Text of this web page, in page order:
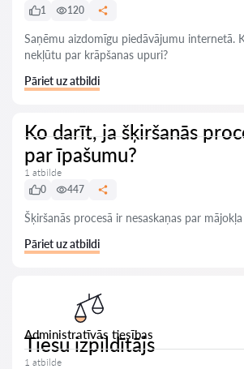
1
120
Saņēmu aizdomīgu piedāvājumu internetā.
nekļūtu par krāpšanas upuri?
Pāriet uz atbildi
Ko darīt, ja šķiršanās
par īpašumu?
1 atbilde
0
447
Šķiršanās procesā ir nesaskaņas par
Pāriet uz atbildi
Administratīvās tiesības
Tiesu izpildītājs
1 atbilde